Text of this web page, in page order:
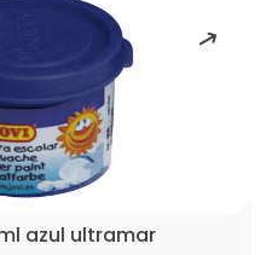
azul ultramar